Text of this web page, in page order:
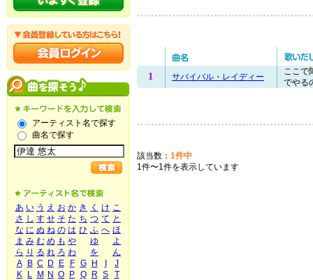
アーティスト名で探す
曲名で探す
あ い う え お か き く け こ
さ し す せ そ た ち つ て と
な に ぬ ね の は ひ ふ へ ほ
ま み む め も や ゆ
よ
ら り る れ ろ わ を
ん
A
B C D E F G H
J
K
L M N O P Q R S
T
1 サバイバル・レイディー
ここで
でやる
該当数： 1件中
1件〜1件を表示しています